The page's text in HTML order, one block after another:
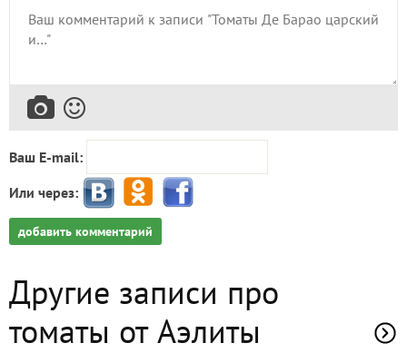
Ваш E-mail:
Или через:
добавить комментарий
Другие записи про
томаты от Аэлиты